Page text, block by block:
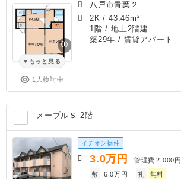
もっと見る
1人検討中
八戸市青葉２
2K /43.46m²
1階 / 地上2階建
築29年 / 賃貸アパート
メープルＳ 2階
イチオシ物件
3.0万円 管理費 2,000円
敷
6.0万円 礼 無料